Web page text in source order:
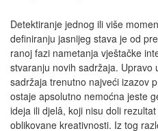
Detektiranje jednog ili više
definiranju jasnijeg stava je od
ranoj fazi nametanja vještačke
stvaranju novih sadržaja. Upravo
sadržaja trenutno najveći izazov
ostaje apsolutno nemoćna jeste
ideja ili djelâ, koji nisu doli
oblikovane kreativnosti. Iz tog